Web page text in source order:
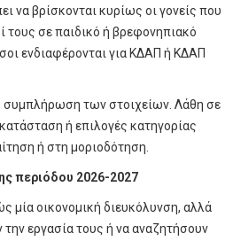
να βρίσκονται κυρίως οι γονείς που
τους σε παιδικό ή βρεφονηπιακό
ενδιαφέρονται για ΚΔΑΠ ή ΚΔΑΠ
συμπλήρωση των στοιχείων. Λάθη σε
ή επιλογές κατηγορίας
ή στη μοριοδότηση.
περιόδου 2026-2027
μία οικονομική διευκόλυνση, αλλά
εργασία τους ή να αναζητήσουν